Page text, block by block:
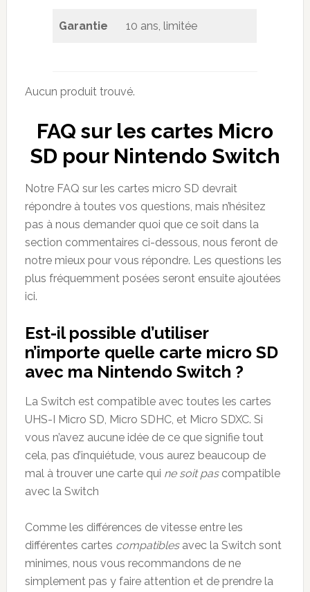
Garantie 10 ans, limitée
Aucun produit trouvé.
FAQ sur les cartes Micro
SD pour Nintendo Switch
Notre FAQ sur les cartes micro SD devrait
répondre à toutes vos questions, mais n’hésitez
pas à nous demander quoi que ce soit dans la
section commentaires ci-dessous, nous feront de
notre mieux pour vous répondre. Les questions les
plus fréquemment posées seront ensuite ajoutées
ici.
Est-il possible d’utiliser
n’importe quelle carte micro SD
avec ma Nintendo Switch ?
La Switch est compatible avec toutes les cartes
UHS-I Micro SD, Micro SDHC, et Micro SDXC. Si
vous n’avez aucune idée de ce que signifie tout
cela, pas d’inquiétude, vous aurez beaucoup de
mal à trouver une carte qui ne soit pascompatible
avec la Switch
Comme les différences de vitesse entre les
différentes cartes compatiblesavec la Switch sont
minimes, nous vous recommandons de ne
simplement pas y faire attention et de prendre la